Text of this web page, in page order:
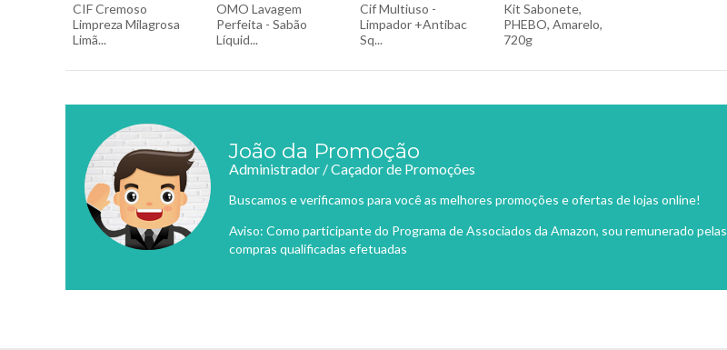
CIF Cremoso
Limpreza Milagrosa
Limã...
OMO Lavagem
Perfeita - Sabão
Líquid...
Cif Multiuso -
Limpador +Antibac
Sq...
Kit Sabonete,
PHEBO, Amarelo,
720g
João da Promoção
Administrador / Caçador de Promoções
Buscamos e verificamos para você as melhores promoções e ofertas de lojas online!
Aviso: Como participante do Programa de Associados da Amazon, sou remunerado pelas
compras qualificadas efetuadas